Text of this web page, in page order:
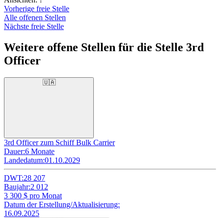
Vorherige freie Stelle
Alle offenen Stellen
Nächste freie Stelle
Weitere offene Stellen für die Stelle 3rd
Officer
🇺🇦
3rd Officer zum Schiff Bulk Carrier
Dauer:6 Monate
Landedatum:01.10.2029
DWT:28 207
Baujahr:2 012
3 300 $ pro Monat
Datum der Erstellung/Aktualisierung:
16.09.2025